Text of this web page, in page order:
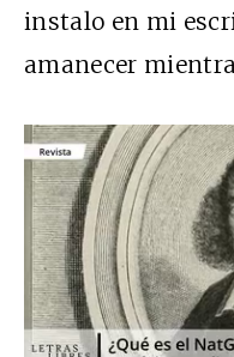
instalo en mi
amanecer